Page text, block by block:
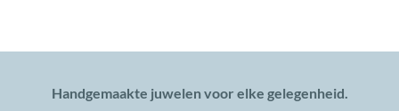
Handgemaakte juwelen voor elke gelegenheid.